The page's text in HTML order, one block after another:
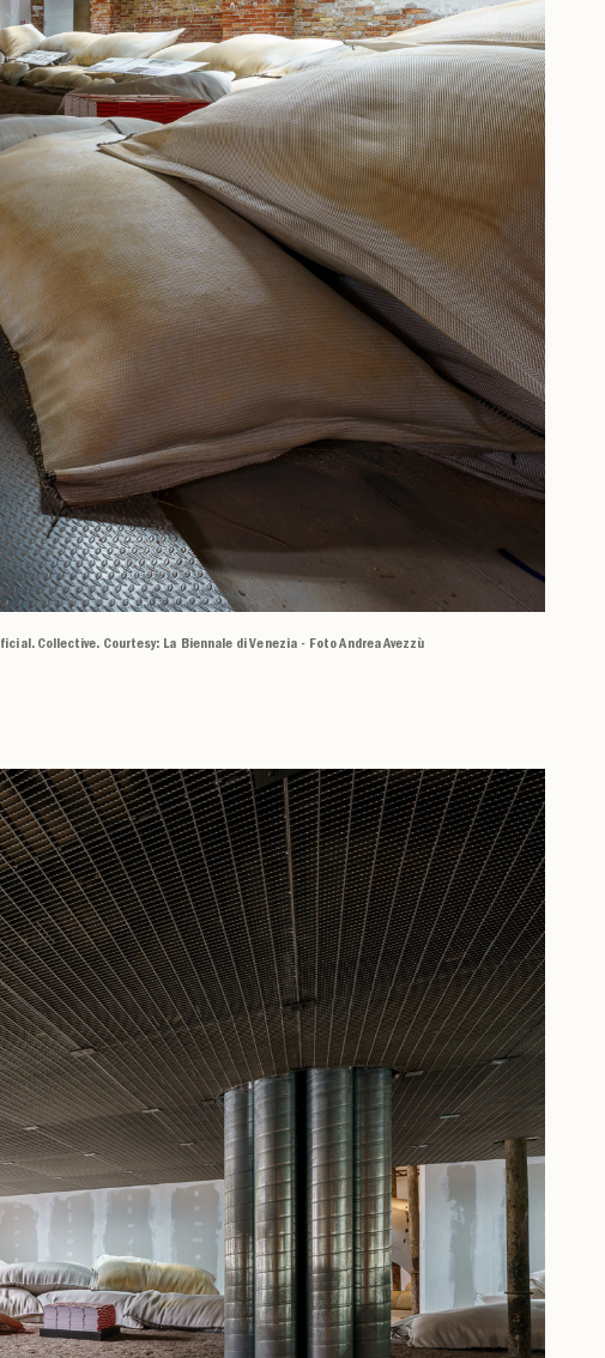
Collective. Courtesy: La Biennale di Venezia - Foto Andrea Avezzù